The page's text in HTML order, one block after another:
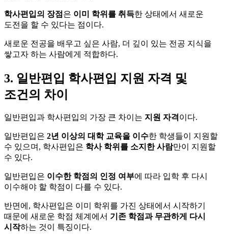
학사편입의 장점 은 이미 학위를 취득한 상태에서 새로운
도전을 할 수 있다는 점이다.
새로운 전공을 배우고 싶은 사람, 더 깊이 있는 전공 지식을
쌓고자 하는 사람에게 적합하다.
3. 일반편입 학사편입 지원 자격 및
조건의 차이
일반편입과 학사편입의 가장 큰 차이는 지원 자격이다.
일반편입은 2년 이상의 대학 교육을 이수한 학생들이 지원할
수 있으며, 학사편입은 학사 학위를 소지한 사람만이 지원할
수 있다.
일반편입은 이수한 학점의 인정 여부에 따라 입학 후 다시
이수해야 할 학점이 다를 수 있다.
반면에, 학사편입은 이미 학위를 가진 상태에서 시작하기
때문에 새로운 학점 체계에서 기존 학점과 무관하게 다시
시작하는 것이 특징이다.